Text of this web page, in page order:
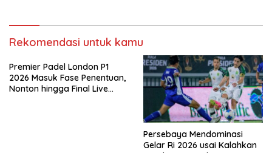
Rekomendasi untuk kamu
Premier Padel London P1
2026 Masuk Fase Penentuan,
Nonton hingga Final Live
Persebaya Mendominasi
Gelar Ri 2026 usai Kalahkan